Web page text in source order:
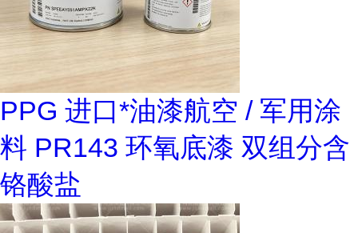
PPG 进口*油漆航空 / 军用涂
料 PR143 环氧底漆 双组分含
铬酸盐